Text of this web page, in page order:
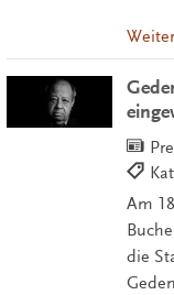
Am
die